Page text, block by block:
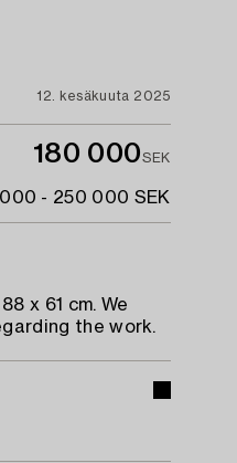
12. kesäkuuta 2025
180 000SEK
- 250 000 SEK
x 61 cm. We
the work.